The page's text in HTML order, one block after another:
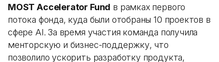
MOST Accelerator Fund в рамках первого
потока фонда, куда были отобраны 10 проектов в
сфере AI. За время участия команда получила
менторскую и бизнес-поддержку, что
позволило ускорить разработку продукта,